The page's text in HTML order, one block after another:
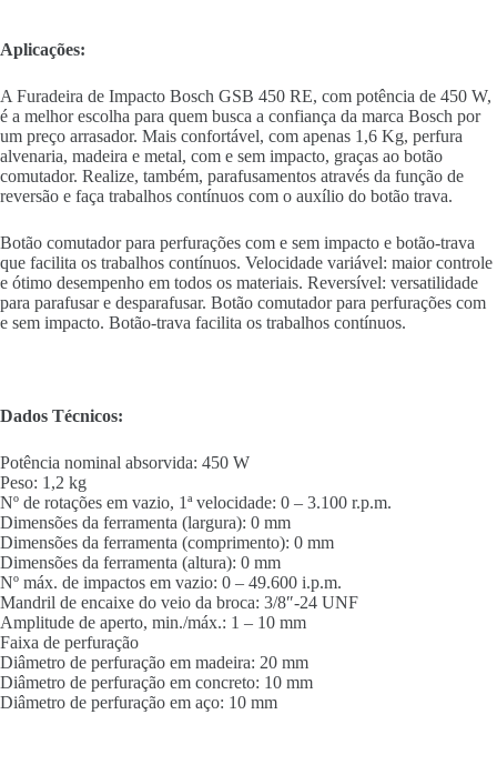
Aplicações:
A Furadeira de Impacto Bosch GSB 450 RE, com potência de 450 W,
é a melhor escolha para quem busca a confiança da marca Bosch por
um preço arrasador. Mais confortável, com apenas 1,6 Kg, perfura
alvenaria, madeira e metal, com e sem impacto, graças ao botão
comutador. Realize, também, parafusamentos através da função de
reversão e faça trabalhos contínuos com o auxílio do botão trava.
Botão comutador para perfurações com e sem impacto e botão-trava
que facilita os trabalhos contínuos. Velocidade variável: maior controle
e ótimo desempenho em todos os materiais. Reversível: versatilidade
para parafusar e desparafusar. Botão comutador para perfurações com
e sem impacto. Botão-trava facilita os trabalhos contínuos.
Dados Técnicos:
Potência nominal absorvida: 450 W
Peso: 1,2 kg
Nº de rotações em vazio, 1ª velocidade: 0 – 3.100 r.p.m.
Dimensões da ferramenta (largura): 0 mm
Dimensões da ferramenta (comprimento): 0 mm
Dimensões da ferramenta (altura): 0 mm
Nº máx. de impactos em vazio: 0 – 49.600 i.p.m.
Mandril de encaixe do veio da broca: 3/8″-24 UNF
Amplitude de aperto, min./máx.: 1 – 10 mm
Faixa de perfuração
Diâmetro de perfuração em madeira: 20 mm
Diâmetro de perfuração em concreto: 10 mm
Diâmetro de perfuração em aço: 10 mm